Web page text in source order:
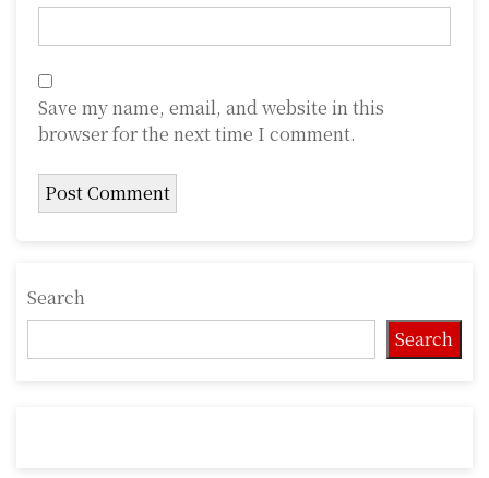
Save my name, email, and website in this
browser for the next time I comment.
Search
Search